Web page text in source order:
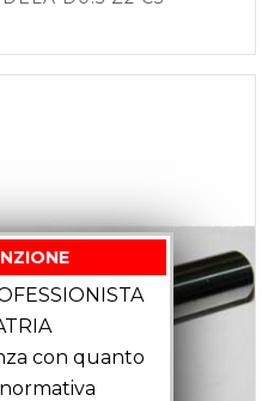
con quanto